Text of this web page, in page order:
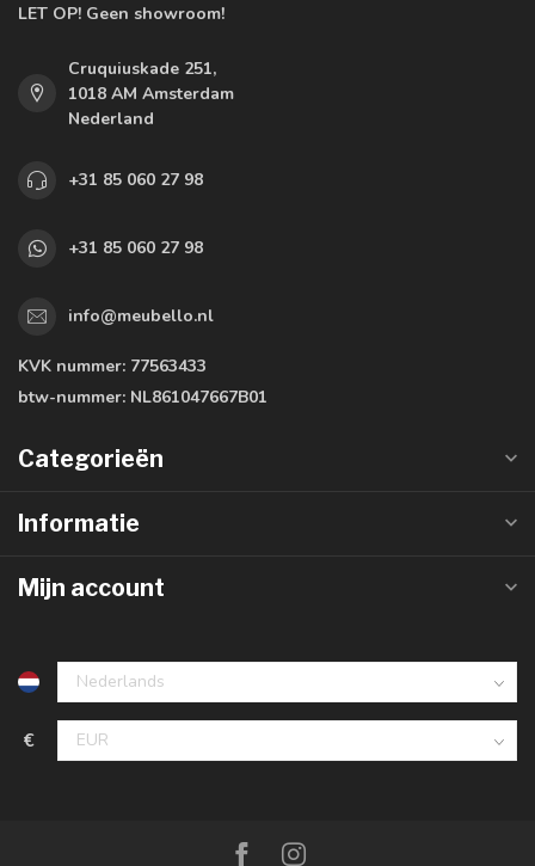
LET OP! Geen showroom!
Cruquiuskade 251,
1018 AM Amsterdam
Nederland
+31 85 060 27 98
+31 85 060 27 98
info@meubello.nl
KVK nummer: 77563433
btw-nummer: NL861047667B01
Categorieën
Informatie
Mijn account
€